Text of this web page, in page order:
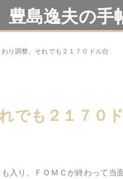
豊島逸夫の手
わり調整、それでも２１７０ドル台
でも２１７０
入り、ＦＯＭＣが終わって